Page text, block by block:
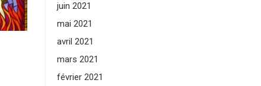
juin 2021
mai 2021
avril 2021
mars 2021
février 2021